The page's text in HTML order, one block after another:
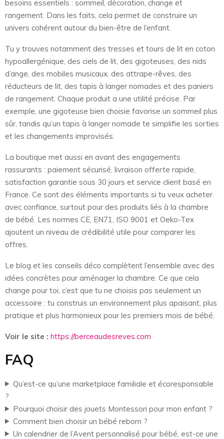
besoins essentiels : sommeil, décoration, change et
rangement. Dans les faits, cela permet de construire un
univers cohérent autour du bien-être de l’enfant.
Tu y trouves notamment des tresses et tours de lit en coton
hypoallergénique, des ciels de lit, des gigoteuses, des nids
d’ange, des mobiles musicaux, des attrape-rêves, des
réducteurs de lit, des tapis à langer nomades et des paniers
de rangement. Chaque produit a une utilité précise. Par
exemple, une gigoteuse bien choisie favorise un sommeil plus
sûr, tandis qu’un tapis à langer nomade te simplifie les sorties
et les changements improvisés.
La boutique met aussi en avant des engagements
rassurants : paiement sécurisé, livraison offerte rapide,
satisfaction garantie sous 30 jours et service client basé en
France. Ce sont des éléments importants si tu veux acheter
avec confiance, surtout pour des produits liés à la chambre
de bébé. Les normes CE, EN71, ISO 9001 et Oeko-Tex
ajoutent un niveau de crédibilité utile pour comparer les
offres.
Le blog et les conseils déco complètent l’ensemble avec des
idées concrètes pour aménager la chambre. Ce que cela
change pour toi, c’est que tu ne choisis pas seulement un
accessoire : tu construis un environnement plus apaisant, plus
pratique et plus harmonieux pour les premiers mois de bébé.
Voir le site : https://berceaudesreves.com
FAQ
Qu’est-ce qu’une marketplace familiale et écoresponsable
?
Pourquoi choisir des jouets Montessori pour mon enfant ?
Comment bien choisir un bébé reborn ?
Un calendrier de l’Avent personnalisé pour bébé, est-ce une